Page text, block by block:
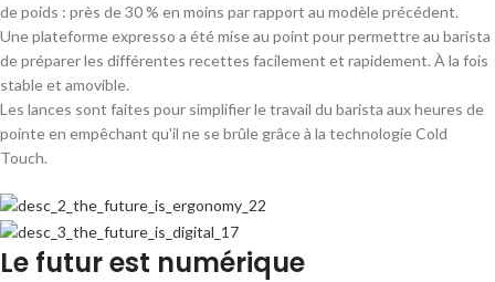
de poids : près de 30 % en moins par rapport au modèle précédent.
Une plateforme expresso a été mise au point pour permettre au barista
de préparer les différentes recettes facilement et rapidement. À la fois
stable et amovible.
Les lances sont faites pour simplifier le travail du barista aux heures de
pointe en empêchant qu'il ne se brûle grâce à la technologie Cold
Touch.
Le futur est numérique